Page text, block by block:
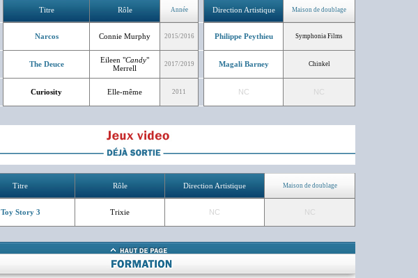
Titre Rôle Année Direction Artistique Maison de doublage
Narcos Connie Murphy 2015/2016 Philippe Peythieu Symphonia Films
The Deuce Eileen "Candy"
Merrell
2017/2019 Magali Barney Chinkel
Curiosity Elle-même 2011 NC NC
Titre Rôle Direction Artistique Maison de doublage
Toy Story 3 Trixie NC NC